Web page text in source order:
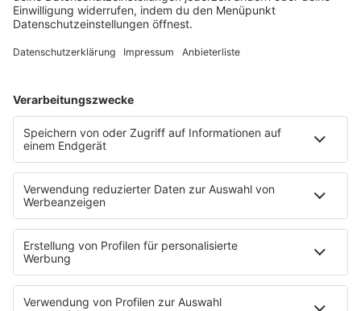
Schmusekatze
Song Contest
Mädelsabend
Ich hasse Sport
Sonntag Morgen
Strandbar
Putzfimmel
Deutschpop
Deutsche Liebeslieder
PODCASTS
Mit den Waffeln einer Frau
Frühstück bei Barbara
Brave & One